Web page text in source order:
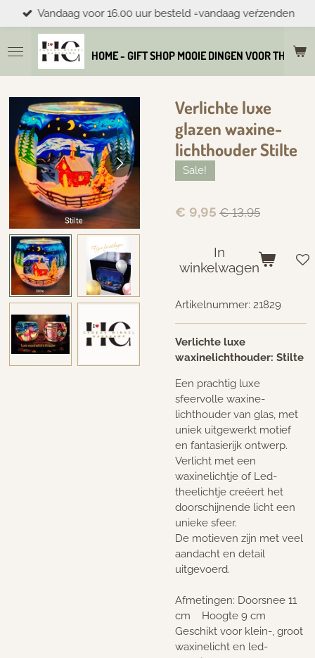
direct
naar
de
hoofdinhoud
HOME - GIFT SHOP MOOIE DINGEN VOOR THUIS
Vandaag voor 16.00 uur besteld =vandaag veŕzenden
Verlichte luxe
glazen waxine-
lichthouder Stilte
Sale!
€ 9,95 € 13,95
In
winkelwagen
Artikelnummer: 21829
Verlichte luxe
waxinelichthouder: Stilte
Een prachtig luxe
sfeervolle waxine-
lichthouder van glas, met
uniek uitgewerkt motief
en fantasierijk ontwerp.
Verlicht met een
waxinelichtje of Led-
theelichtje creëert het
doorschijnende licht een
unieke sfeer.
De motieven zijn met veel
aandacht en detail
uitgevoerd.
Afmetingen: Doorsnee 11
cm Hoogte 9 cm
Geschikt voor klein-, groot
waxinelicht en led-